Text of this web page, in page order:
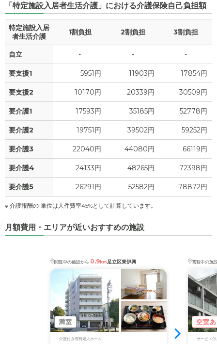
「特定施設入居者生活介護」における介護保険自己負担額
特定施設入居
者生活介護
1割負担 2割負担 3割負担
自立 - - -
要支援1 5951円 11903円 17854円
要支援2 10170円 20339円 30509円
要介護1 17593円 35185円 52778円
要介護2 19751円 39502円 59252円
要介護3 22040円 44080円 66119円
要介護4 24133円 48265円 72398円
要介護5 26291円 52582円 78872円
※ 介護報酬の1単位は人件費率45%として計算しています。
月額費用・エリアが近いおすすめの施設
閲覧中の施設から 0.9km足立区東伊興
満室
介護付き有料老人ホーム
閲覧中の施
空室
サービス付